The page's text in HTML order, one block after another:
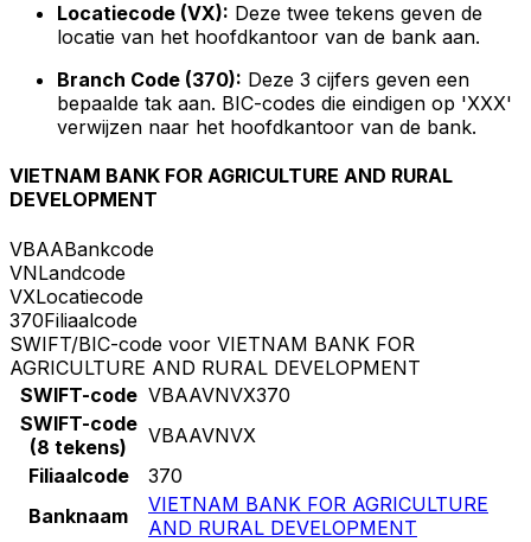
Locatiecode (VX): Deze twee tekens geven de
locatie van het hoofdkantoor van de bank aan.
Branch Code (370): Deze 3 cijfers geven een
bepaalde tak aan. BIC-codes die eindigen op 'XXX'
verwijzen naar het hoofdkantoor van de bank.
VIETNAM BANK FOR AGRICULTURE AND RURAL
DEVELOPMENT
VBAABankcode
VNLandcode
VXLocatiecode
370Filiaalcode
SWIFT/BIC-code voor VIETNAM BANK FOR
AGRICULTURE AND RURAL DEVELOPMENT
SWIFT-code VBAAVNVX370
SWIFT-code
(8 tekens)
VBAAVNVX
Filiaalcode
370
Banknaam
VIETNAM BANK FOR AGRICULTURE
AND RURAL DEVELOPMENT